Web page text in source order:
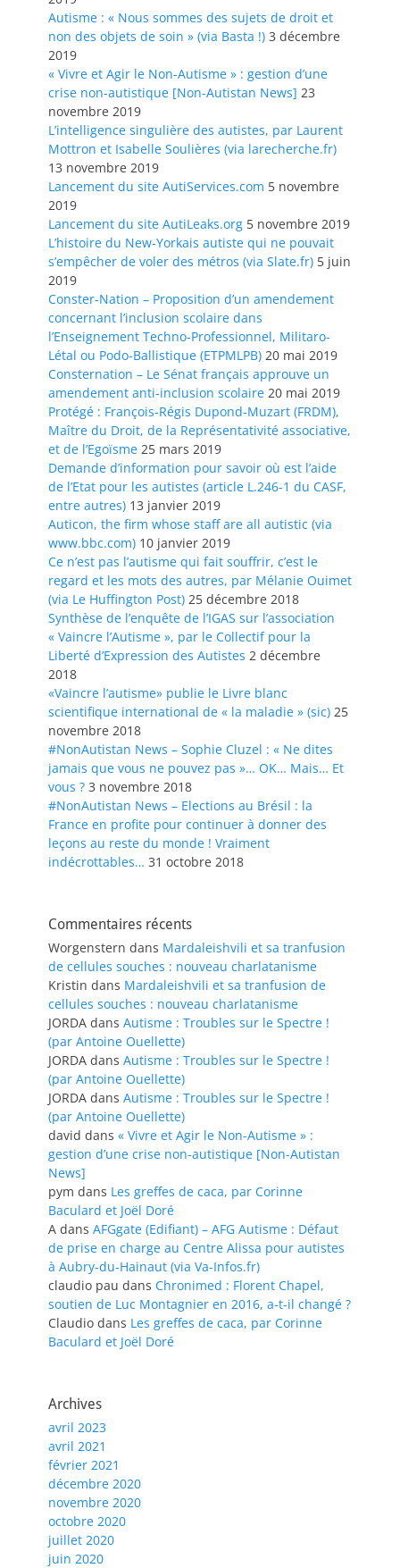
Autisme : « Nous sommes des sujets de droit et
non des objets de soin » (via Basta !) 3 décembre
2019
« Vivre et Agir le Non-Autisme » : gestion d’une
crise non-autistique [Non-Autistan News] 23
novembre 2019
L’intelligence singulière des autistes, par Laurent
Mottron et Isabelle Soulières (via larecherche.fr)
13 novembre 2019
Lancement du site AutiServices.com 5 novembre
2019
Lancement du site AutiLeaks.org 5 novembre 2019
L’histoire du New-Yorkais autiste qui ne pouvait
s’empêcher de voler des métros (via Slate.fr) 5 juin
2019
Conster-Nation – Proposition d’un amendement
concernant l’inclusion scolaire dans
l’Enseignement Techno-Professionnel, Militaro-
Létal ou Podo-Ballistique (ETPMLPB) 20 mai 2019
Consternation – Le Sénat français approuve un
amendement anti-inclusion scolaire 20 mai 2019
Protégé : François-Régis Dupond-Muzart (FRDM),
Maître du Droit, de la Représentativité associative,
et de l’Egoïsme 25 mars 2019
Demande d’information pour savoir où est l’aide
de l’Etat pour les autistes (article L.246-1 du CASF,
entre autres) 13 janvier 2019
Auticon, the firm whose staff are all autistic (via
www.bbc.com) 10 janvier 2019
Ce n’est pas l’autisme qui fait souffrir, c’est le
regard et les mots des autres, par Mélanie Ouimet
(via Le Huffington Post) 25 décembre 2018
Synthèse de l’enquête de l’IGAS sur l’association
« Vaincre l’Autisme », par le Collectif pour la
Liberté d’Expression des Autistes 2 décembre
2018
«Vaincre l’autisme» publie le Livre blanc
scientifique international de « la maladie » (sic) 25
novembre 2018
#NonAutistan News – Sophie Cluzel : « Ne dites
jamais que vous ne pouvez pas »… OK… Mais… Et
vous ? 3 novembre 2018
#NonAutistan News – Elections au Brésil : la
France en profite pour continuer à donner des
leçons au reste du monde ! Vraiment
indécrottables… 31 octobre 2018
Commentaires récents
Worgenstern dans Mardaleishvili et sa tranfusion
de cellules souches : nouveau charlatanisme
Kristin dans Mardaleishvili et sa tranfusion de
cellules souches : nouveau charlatanisme
JORDA dans Autisme : Troubles sur le Spectre !
(par Antoine Ouellette)
JORDA dans Autisme : Troubles sur le Spectre !
(par Antoine Ouellette)
JORDA dans Autisme : Troubles sur le Spectre !
(par Antoine Ouellette)
david dans « Vivre et Agir le Non-Autisme » :
gestion d’une crise non-autistique [Non-Autistan
News]
pym dans Les greffes de caca, par Corinne
Baculard et Joël Doré
A dans AFGgate (Edifiant) – AFG Autisme : Défaut
de prise en charge au Centre Alissa pour autistes
à Aubry-du-Hainaut (via Va-Infos.fr)
claudio pau dans Chronimed : Florent Chapel,
soutien de Luc Montagnier en 2016, a-t-il changé ?
Claudio dans Les greffes de caca, par Corinne
Baculard et Joël Doré
Archives
avril 2023
avril 2021
février 2021
décembre 2020
novembre 2020
octobre 2020
juillet 2020
juin 2020